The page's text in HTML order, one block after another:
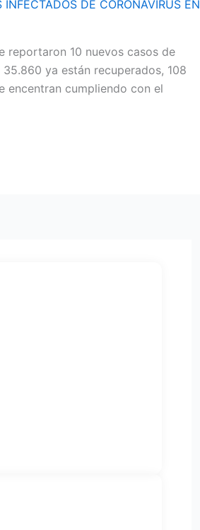
INFECTADOS DE CORONAVIRUS EN
reportaron 10 nuevos casos de
ya están recuperados, 108
encentran cumpliendo con el